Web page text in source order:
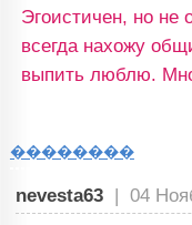
Эгоистичен, но не
всегда нахожу
выпить люблю.
��������
nevesta63 | 04